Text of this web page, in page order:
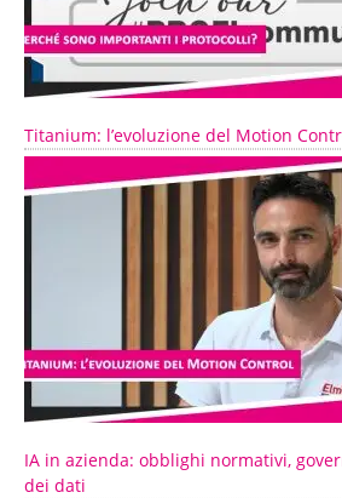
Titanium: l’evoluzione del Motion
IA in azienda: obblighi normativi,
dei dati